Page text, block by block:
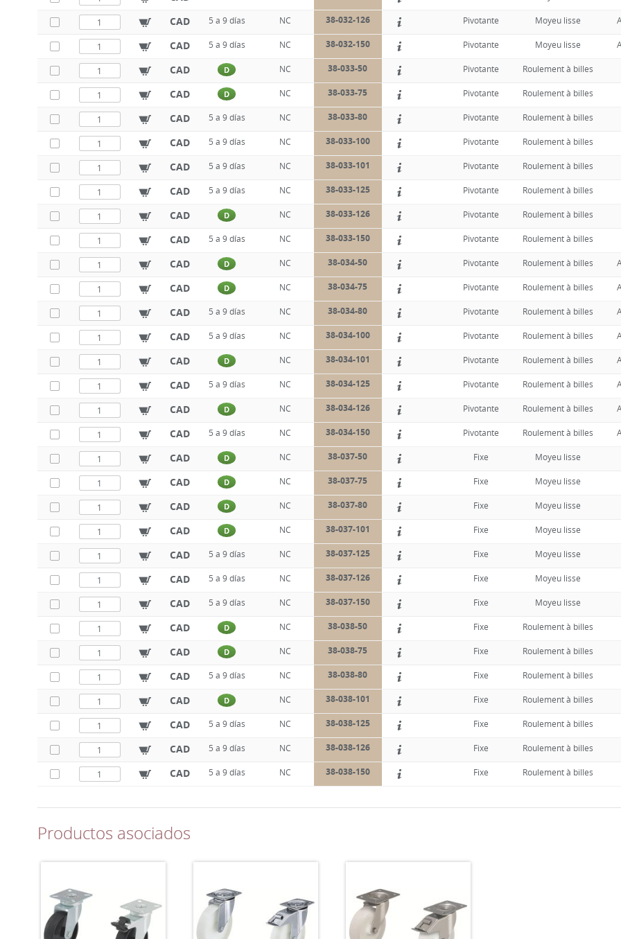
CAD 5 a 9 días NC 38-032-126 Pivotante Moyeu lisse
CAD 5 a 9 días NC 38-032-150 Pivotante Moyeu lisse
CAD D NC 38-033-50 Pivotante Roulement à billes
CAD D NC 38-033-75 Pivotante Roulement à billes
CAD 5 a 9 días NC 38-033-80 Pivotante Roulement à billes
CAD 5 a 9 días NC 38-033-100 Pivotante Roulement à billes
CAD 5 a 9 días NC 38-033-101 Pivotante Roulement à billes
CAD 5 a 9 días NC 38-033-125 Pivotante Roulement à billes
CAD D NC 38-033-126 Pivotante Roulement à billes
CAD 5 a 9 días NC 38-033-150 Pivotante Roulement à billes
CAD D NC 38-034-50 Pivotante Roulement à billes
CAD D NC 38-034-75 Pivotante Roulement à billes
CAD 5 a 9 días NC 38-034-80 Pivotante Roulement à billes
CAD 5 a 9 días NC 38-034-100 Pivotante Roulement à billes
CAD D NC 38-034-101 Pivotante Roulement à billes
CAD 5 a 9 días NC 38-034-125 Pivotante Roulement à billes
CAD D NC 38-034-126 Pivotante Roulement à billes
CAD 5 a 9 días NC 38-034-150 Pivotante Roulement à billes
CAD D NC 38-037-50 Fixe Moyeu lisse
CAD D NC 38-037-75 Fixe Moyeu lisse
CAD D NC 38-037-80 Fixe Moyeu lisse
CAD D NC 38-037-101 Fixe Moyeu lisse
CAD 5 a 9 días NC 38-037-125 Fixe Moyeu lisse
CAD 5 a 9 días NC 38-037-126 Fixe Moyeu lisse
CAD 5 a 9 días NC 38-037-150 Fixe Moyeu lisse
CAD D NC 38-038-50 Fixe Roulement à billes
CAD D NC 38-038-75 Fixe Roulement à billes
CAD 5 a 9 días NC 38-038-80 Fixe Roulement à billes
CAD D NC 38-038-101 Fixe Roulement à billes
CAD 5 a 9 días NC 38-038-125 Fixe Roulement à billes
CAD 5 a 9 días NC 38-038-126 Fixe Roulement à billes
CAD 5 a 9 días NC 38-038-150 Fixe Roulement à billes
Productos asociados